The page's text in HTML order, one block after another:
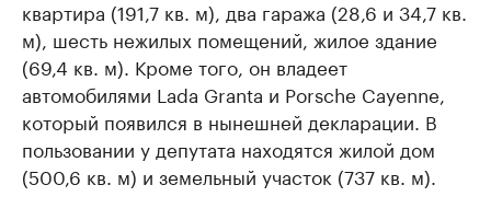
квартира (191,7 кв. м), два гаража (28,6 и 34,7 кв.
м), шесть нежилых помещений, жилое здание
(69,4 кв. м). Кроме того, он владеет
автомобилями Lada Granta и Porsche Cayenne,
который появился в нынешней декларации. В
пользовании у депутата находятся жилой дом
(500,6 кв. м) и земельный участок (737 кв. м).